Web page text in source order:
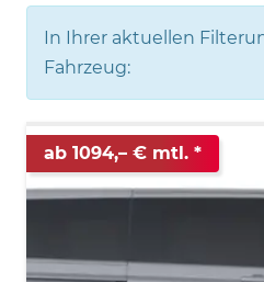
In Ihrer aktuellen
Fahrzeug:
ab 1094,– € mtl.